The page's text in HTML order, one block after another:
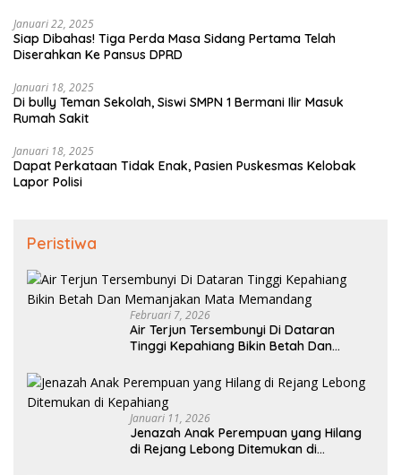
Januari 22, 2025
Siap Dibahas! Tiga Perda Masa Sidang Pertama Telah
Diserahkan Ke Pansus DPRD
Januari 18, 2025
Di bully Teman Sekolah, Siswi SMPN 1 Bermani Ilir Masuk
Rumah Sakit
Januari 18, 2025
Dapat Perkataan Tidak Enak, Pasien Puskesmas Kelobak
Lapor Polisi
Peristiwa
Februari 7, 2026
Air Terjun Tersembunyi Di Dataran
Tinggi Kepahiang Bikin Betah Dan
Januari 11, 2026
Jenazah Anak Perempuan yang Hilang
di Rejang Lebong Ditemukan di